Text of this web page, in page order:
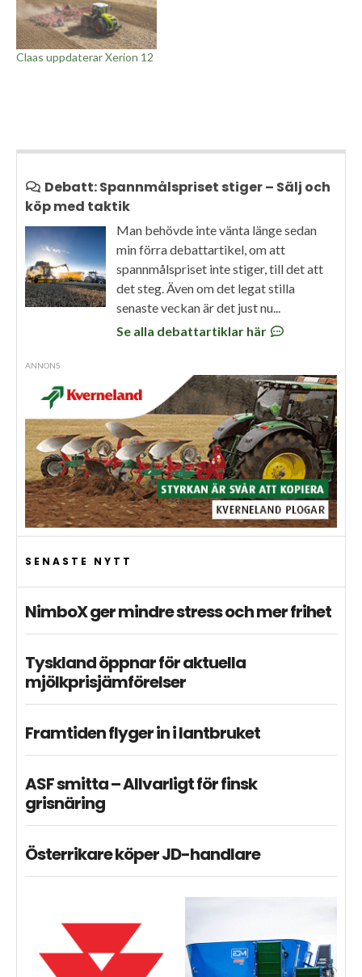
Claas uppdaterar Xerion 12
Debatt: Spannmålspriset stiger – Sälj och
köp med taktik
Man behövde inte vänta länge sedan
min förra debattartikel, om att
spannmålspriset inte stiger, till det att
det steg. Även om det legat stilla
senaste veckan är det just nu...
Se alla debattartiklar här
ANNONS
SENASTE NYTT
NimboX ger mindre stress och mer frihet
Tyskland öppnar för aktuella
mjölkprisjämförelser
Framtiden flyger in i lantbruket
ASF smitta – Allvarligt för finsk
grisnäring
Österrikare köper JD-handlare